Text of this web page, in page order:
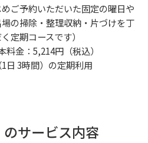
めご予約いただいた固定の曜日や
の掃除・整理収納・片づけを丁
定期コースです）
金：5,214円（税込）
日 3時間）の定期利用
サービス内容